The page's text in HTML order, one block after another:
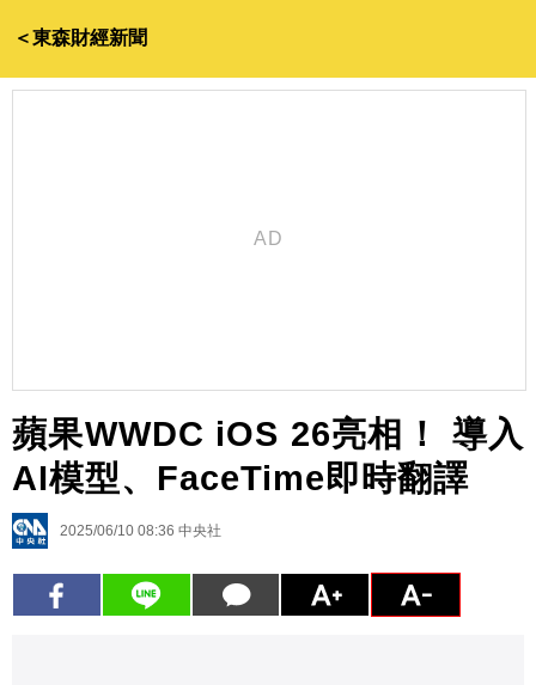
＜東森財經新聞
蘋果WWDC iOS 26亮相！ 導入
AI模型、FaceTime即時翻譯
2025/06/10 08:36 中央社